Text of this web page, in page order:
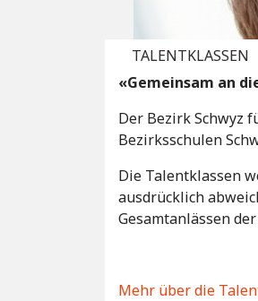
TALENTKLASSEN
«Gemeinsam an
Der Bezirk Schwyz
Bezirksschulen
Die Talentklassen
ausdrücklich
Gesamtanlässen der
Mehr über die